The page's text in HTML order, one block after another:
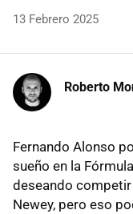
13 Febrero 2025
Roberto
Fernando Alonso
sueño en la
deseando
Newey, pero eso